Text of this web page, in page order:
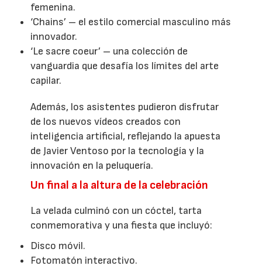
femenina.
‘Chains’ – el estilo comercial masculino más
innovador.
‘Le sacre coeur’ – una colección de
vanguardia que desafía los límites del arte
capilar.
Además, los asistentes pudieron disfrutar
de los nuevos vídeos creados con
inteligencia artificial, reflejando la apuesta
de Javier Ventoso por la tecnología y la
innovación en la peluquería.
Un final a la altura de la celebración
La velada culminó con un cóctel, tarta
conmemorativa y una fiesta que incluyó:
Disco móvil.
Fotomatón interactivo.